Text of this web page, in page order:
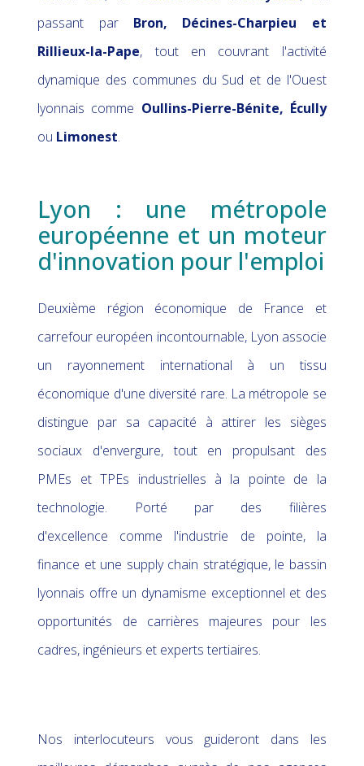
passant par Bron, Décines-Charpieu et
Rillieux-la-Pape, tout en couvrant l'activité
dynamique des communes du Sud et de l'Ouest
lyonnais comme Oullins-Pierre-Bénite, Écully
ou Limonest.
Lyon : une métropole
européenne et un moteur
d'innovation pour l'emploi
Deuxième région économique de France et
carrefour européen incontournable, Lyon associe
un rayonnement international à un tissu
économique d'une diversité rare. La métropole se
distingue par sa capacité à attirer les sièges
sociaux d'envergure, tout en propulsant des
PMEs et TPEs industrielles à la pointe de la
technologie. Porté par des filières
d'excellence comme l'industrie de pointe, la
finance et une supply chain stratégique, le bassin
lyonnais offre un dynamisme exceptionnel et des
opportunités de carrières majeures pour les
cadres, ingénieurs et experts tertiaires.
Nos interlocuteurs vous guideront dans les